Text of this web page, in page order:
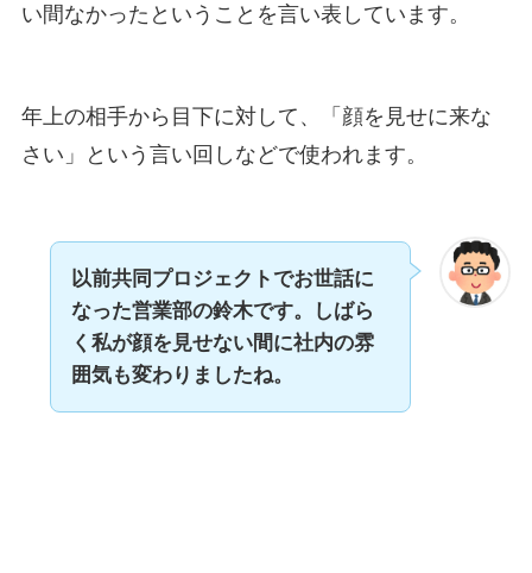
い間なかったということを言い表しています。
年上の相手から目下に対して、「顔を見せに来な
さい」という言い回しなどで使われます。
以前共同プロジェクトでお世話に
なった営業部の鈴木です。
しばら
く私が顔を見せない間に社内の雰
囲気も変わりましたね。